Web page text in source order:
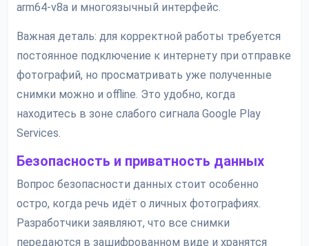
arm64-v8a и многоязычный интерфейс.
Важная деталь: для корректной работы требуется
постоянное подключение к интернету при отправке
фотографий, но просматривать уже полученные
снимки можно и offline. Это удобно, когда
находитесь в зоне слабого сигнала Google Play
Services.
Безопасность и приватность данных
Вопрос безопасности данных стоит особенно
остро, когда речь идёт о личных фотографиях.
Разработчики заявляют, что все снимки
передаются в зашифрованном виде и хранятся